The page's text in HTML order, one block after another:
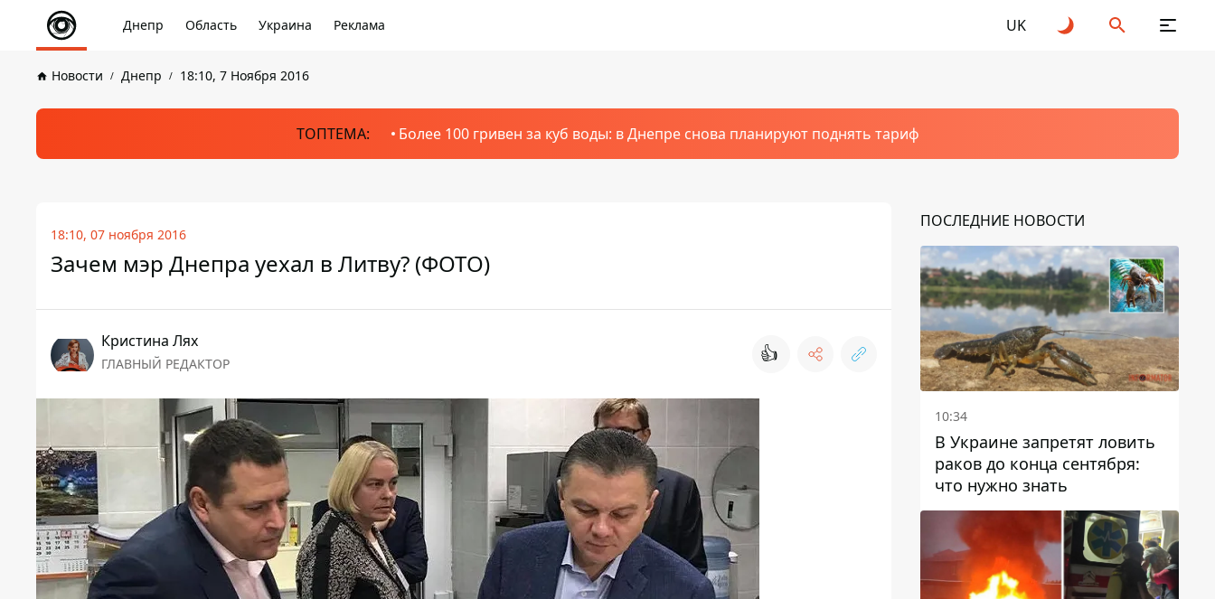
Днепр Область Украина Реклама UK
Новости Днепр 18:10, 7 Ноября 2016
ТОПТЕМА: Более 100 гривен за куб воды: в Днепре снова планируют поднять тариф
18:10, 07 ноября 2016
Зачем мэр Днепра уехал в Литву? (ФОТО)
Кристина Лях
ГЛАВНЫЙ РЕДАКТОР 👍
ПОСЛЕДНИЕ НОВОСТИ
10:34
В Украине запретят ловить
раков до конца сентября:
что нужно знать